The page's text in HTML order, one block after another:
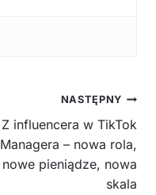
NASTĘPNY
Z influencera w TikTok
Managera – nowa rola,
nowe pieniądze, nowa
skala